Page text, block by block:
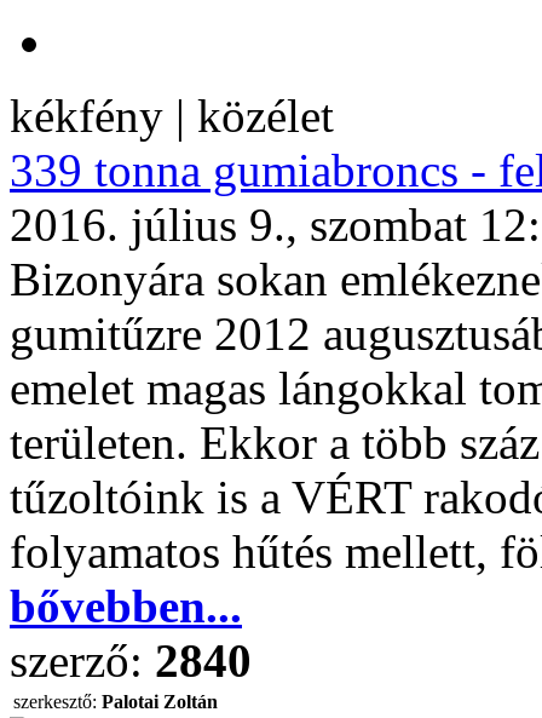
kékfény | közélet
339 tonna gumiabroncs -
2016. július 9., szombat
Bizonyára sokan
gumitűzre 2012
emelet magas lángokkal
területen. Ekkor a több
tűzoltóink is a VÉRT
folyamatos hűtés mellett,
bővebben...
szerző: 2840
szerkesztő: Palotai Zoltán